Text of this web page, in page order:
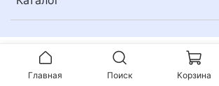
Главная Поиск Корзина